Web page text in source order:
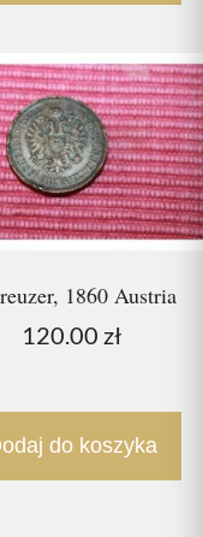
1860 Austria
120.00 zł
do koszyka